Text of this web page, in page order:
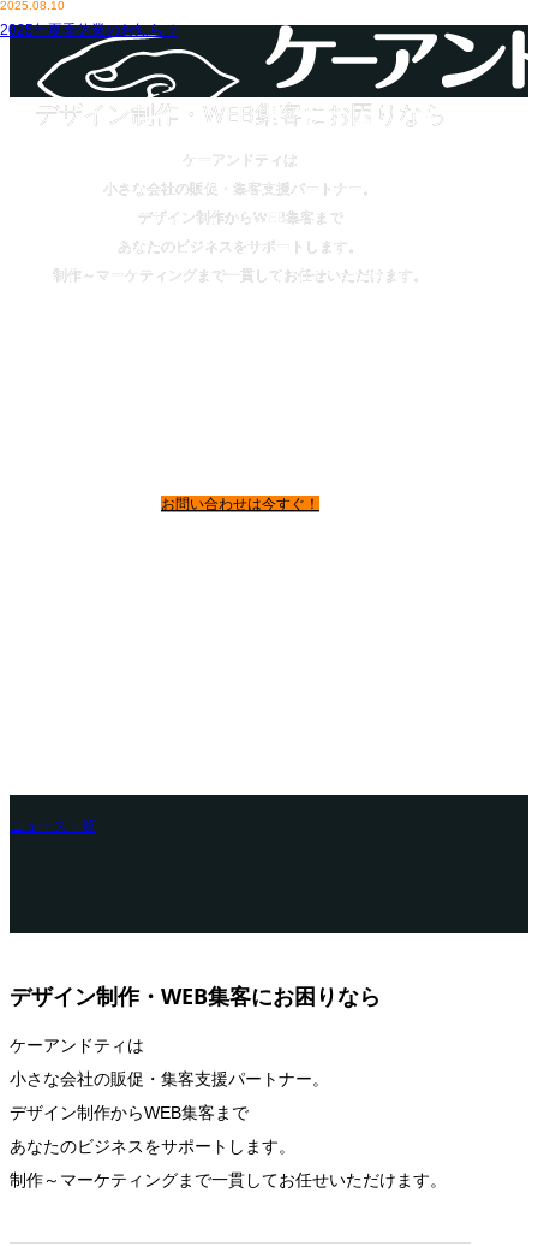
デザイン制作・WEB集客にお困りなら
ケーアンドティは
小さな会社の販促・集客支援パートナー。
デザイン制作からWEB集客まで
あなたのビジネスをサポートします。
制作～マーケティングまで一貫してお任せいただけます。
お問い合わせは今すぐ！
ニュース一覧
2025.08.10
2025年夏季休業のお知らせ
デザイン制作・WEB集客にお困りなら
ケーアンドティは
小さな会社の販促・集客支援パートナー。
デザイン制作からWEB集客まで
あなたのビジネスをサポートします。
制作～マーケティングまで一貫してお任せいただけます。